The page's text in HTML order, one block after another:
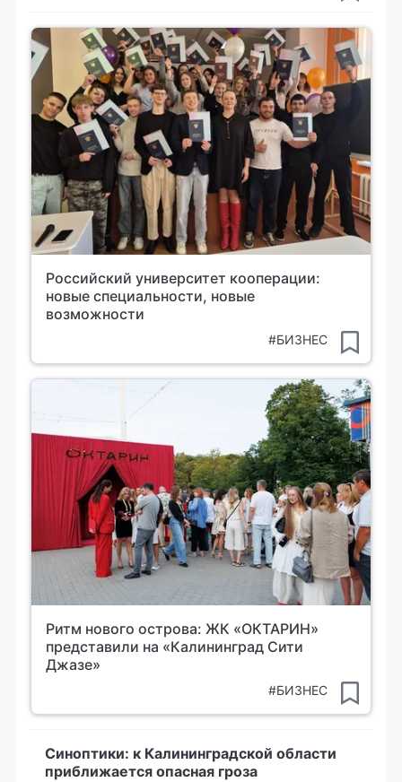
Российский университет кооперации:
новые специальности, новые
возможности
#БИЗНЕС
Ритм нового острова: ЖК «ОКТАРИН»
представили на «Калининград Сити
Джазе»
#БИЗНЕС
Синоптики: к Калининградской области
приближается опасная гроза